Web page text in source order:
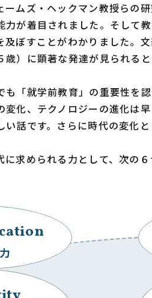
ームズ・ヘックマン教授らの
力が着目されました。そして
及ぼすことがわかりました。
）に顕著な発達が見られると
も「就学前教育」の重要性を
変化、テクノロジーの進化は
話です。さらに時代の変化
求められる力として、次の６